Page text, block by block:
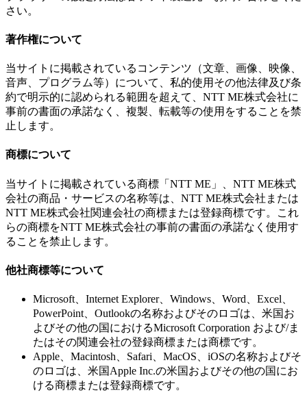
さい。
著作権について
当サイトに掲載されているコンテンツ（文章、画像、映像、
音声、プログラム等）について、私的使用その他法律及び条
約で明示的に認められる範囲を超えて、NTT ME株式会社に
事前の書面の承諾なく、複製、転載等の使用をすることを禁
止します。
商標について
当サイトに掲載されている商標「NTT ME」、NTT ME株式
会社の商品・サービスの名称等は、NTT ME株式会社または
NTT ME株式会社関連会社の商標または登録商標です。これ
らの商標をNTT ME株式会社の事前の書面の承諾なく使用す
ることを禁止します。
他社商標等について
Microsoft、Internet Explorer、Windows、Word、Excel、
PowerPoint、Outlookの名称およびそのロゴは、米国お
よびその他の国におけるMicrosoft Corporation および/ま
たはその関連会社の登録商標または商標です。
Apple、Macintosh、Safari、MacOS、iOSの名称およびそ
のロゴは、米国Apple Inc.の米国およびその他の国にお
ける商標または登録商標です。